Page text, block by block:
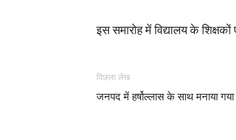
इस समारोह में विद्यालय के
पिछला लेख
जनपद में हर्षोल्लास के साथ मनाया